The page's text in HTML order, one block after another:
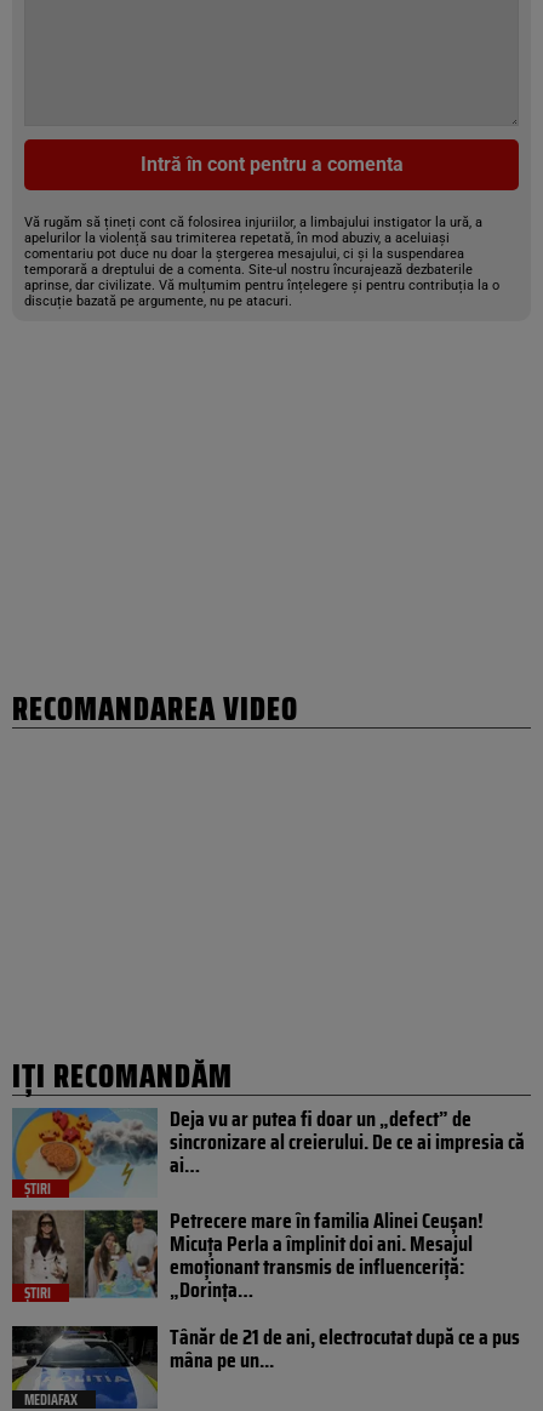
Intră în cont pentru a comenta
Vă rugăm să țineți cont că folosirea injuriilor, a limbajului instigator la ură, a
apelurilor la violență sau trimiterea repetată, în mod abuziv, a aceluiași
comentariu pot duce nu doar la ștergerea mesajului, ci și la suspendarea
temporară a dreptului de a comenta. Site-ul nostru încurajează dezbaterile
aprinse, dar civilizate. Vă mulțumim pentru înțelegere și pentru contribuția la o
discuție bazată pe argumente, nu pe atacuri.
RECOMANDAREA VIDEO
IȚI RECOMANDĂM
ȘTIRI
Deja vu ar putea fi doar un „defect” de
sincronizare al creierului. De ce ai impresia că
ai…
ȘTIRI
Petrecere mare în familia Alinei Ceușan!
Micuța Perla a împlinit doi ani. Mesajul
emoționant transmis de influenceriță:
„Dorința…
MEDIAFAX
Tânăr de 21 de ani, electrocutat după ce a pus
mâna pe un...